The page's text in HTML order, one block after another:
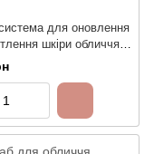
система для оновлення
шкіри обличчя
Extra Strength Active
System (1